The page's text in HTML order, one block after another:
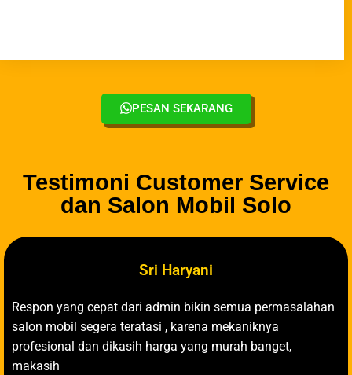
PESAN SEKARANG
Testimoni Customer Service
dan Salon Mobil Solo
Sri Haryani
Respon yang cepat dari admin bikin semua permasalahan
salon mobil segera teratasi , karena mekaniknya
profesional dan dikasih harga yang murah banget,
makasih